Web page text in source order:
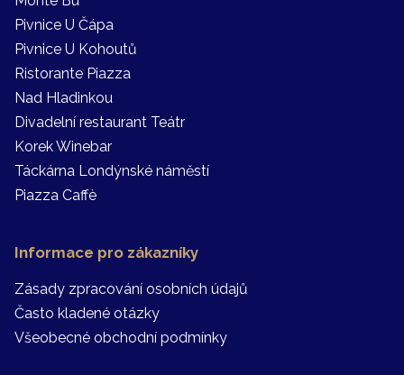
Pivnice U Čápa
Pivnice U Kohoutů
Ristorante Piazza
Nad Hladinkou
Divadelní restaurant Teátr
Korek Winebar
Táckárna Londýnské náměstí
Piazza Caffè
Informace pro zákazníky
Zásady zpracování osobních údajů
Často kladené otázky
Všeobecné obchodní podmínky